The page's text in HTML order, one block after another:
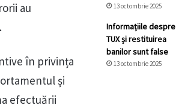
au
în privința
și
efectuării
13 octombrie 2025
Informațiile despre
TUX și restituirea
banilor sunt false
13 octombrie 2025